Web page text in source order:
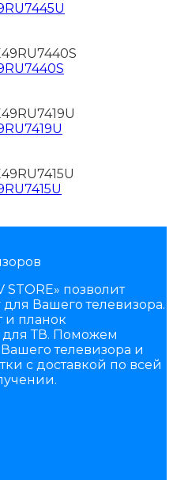
STORE» позволит
Вашего телевизора.
и планок
для ТВ. Поможем
телевизора и
с доставкой по всей